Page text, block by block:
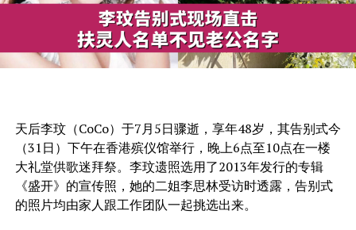
天后李玟（CoCo）于7月5日骤逝，享年48岁，其告别式今
（31日）下午在香港殡仪馆举行，晚上6点至10点在一楼
大礼堂供歌迷拜祭。李玟遗照选用了2013年发行的专辑
《盛开》的宣传照，她的二姐李思林受访时透露，告别式
的照片均由家人跟工作团队一起挑选出来。